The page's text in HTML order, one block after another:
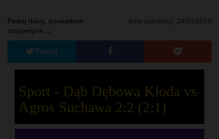
data publikacji: 24/01/2019
Podaj dalej, powiadom
znajomych....
Tweet
Sport - Dąb Dębowa Kłoda vs
Agros Suchawa 2:2 (2:1)